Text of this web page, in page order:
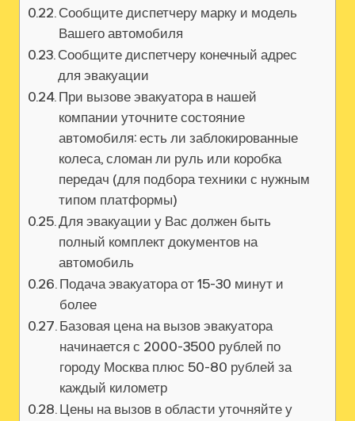
Сообщите диспетчеру марку и модель
Вашего автомобиля
Сообщите диспетчеру конечный адрес
для эвакуации
При вызове эвакуатора в нашей
компании уточните состояние
автомобиля: есть ли заблокированные
колеса, сломан ли руль или коробка
передач (для подбора техники с нужным
типом платформы)
Для эвакуации у Вас должен быть
полный комплект документов на
автомобиль
Подача эвакуатора от 15-30 минут и
более
Базовая цена на вызов эвакуатора
начинается с 2000-3500 рублей по
городу Москва плюс 50-80 рублей за
каждый километр
Цены на вызов в области уточняйте у